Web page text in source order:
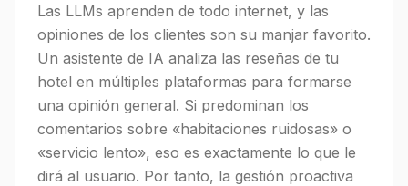
Las LLMs aprenden de todo internet, y las
opiniones de los clientes son su manjar favorito.
Un asistente de IA analiza las reseñas de tu
hotel en múltiples plataformas para formarse
una opinión general. Si predominan los
comentarios sobre «habitaciones ruidosas» o
«servicio lento», eso es exactamente lo que le
dirá al usuario. Por tanto, la gestión proactiva